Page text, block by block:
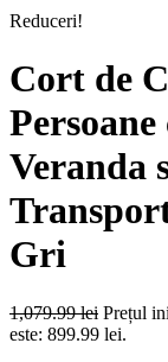
Reduceri!
Cort de
Veranda
Gri
1,079.99lei Prețul
este: 899.99 lei.